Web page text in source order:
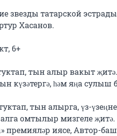
звезды татарской
Хасанов.
6+
тын алыр вакыт
күзәтергә, һәм яңа сулыш
тын алырга, үз-
омтылыр мизгеле
премияләр иясе, Автор-